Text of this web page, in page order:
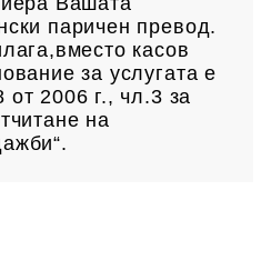
паричен превод.
касов
за услугата е
2006 г., чл.3 за
на